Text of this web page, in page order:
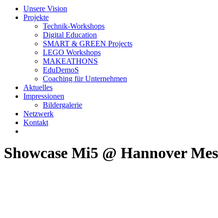
Unsere Vision
Projekte
Technik-Workshops
Digital Education
SMART & GREEN Projects
LEGO Workshops
MAKEATHONS
EduDemoS
Coaching für Unternehmen
Aktuelles
Impressionen
Bildergalerie
Netzwerk
Kontakt
Showcase Mi5 @ Hannover